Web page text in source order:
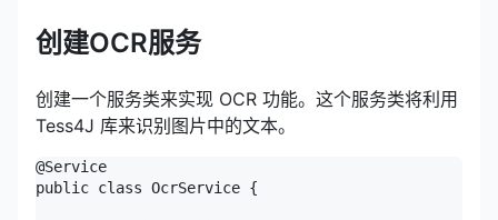
创建OCR服务
创建一个服务类来实现 OCR 功能。这个服务类将利用
Tess4J 库来识别图片中的文本。
@Service
public class OcrService {